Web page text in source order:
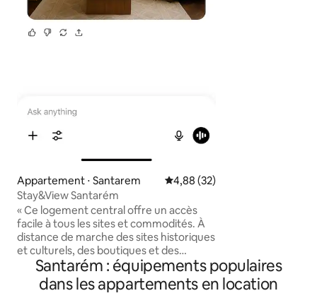
Appartement ⋅ Santarem Évaluation moyenne sur la
4,88 (32)
Stay&View Santarém
« Ce logement central offre un accès
facile à tous les sites et commodités. À
distance de marche des sites historiques
et culturels, des boutiques et des
restaurants. Faites un jogging dans le
parc ou prenez votre petit déjeuner
dans un café à proximité. La cuisine est
Santarém : équipements populaires
dans les appartements en location